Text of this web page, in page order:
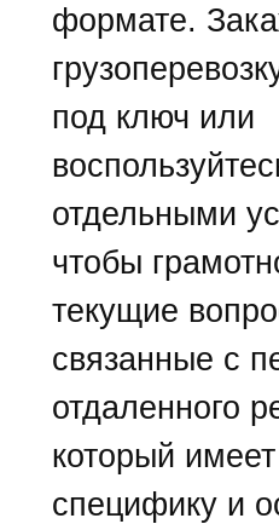
формате.
под ключ или
отдельными
чтобы
текущие
связанные с
отдаленного
который
специфику и